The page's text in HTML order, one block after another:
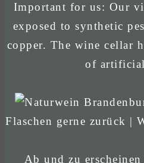
Important for us: Our
exposed to synthetic
copper. The wine cellar
of
Flaschen gerne zurück |
Ab und zu